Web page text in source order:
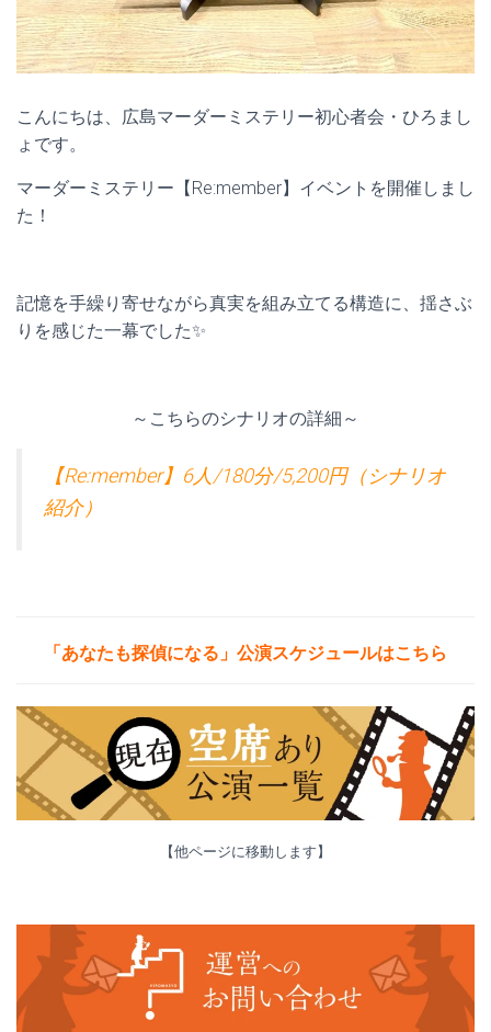
こんにちは、広島マーダーミステリー初心者会・ひろまし
ょです。
マーダーミステリー【Re:member】イベントを開催しまし
た！
記憶を手繰り寄せながら真実を組み立てる構造に、揺さぶ
りを感じた一幕でした✨
～こちらのシナリオの詳細～
【Re:member】6人/180分/5,200円（シナリオ
紹介）
「あなたも探偵になる」公演スケジュールはこちら
【他ページに移動します】